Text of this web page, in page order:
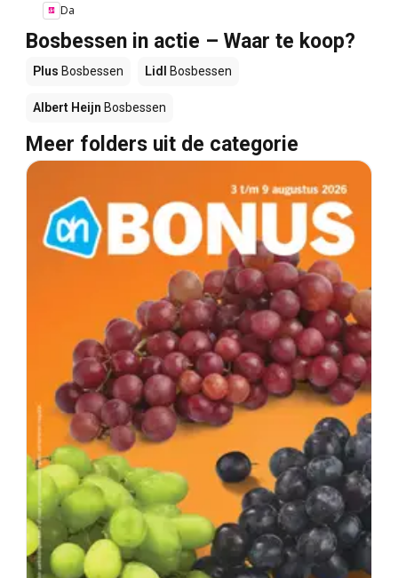
Da
Bosbessen in actie – Waar te koop?
Plus Bosbessen Lidl Bosbessen
Albert Heijn Bosbessen
Meer folders uit de categorie